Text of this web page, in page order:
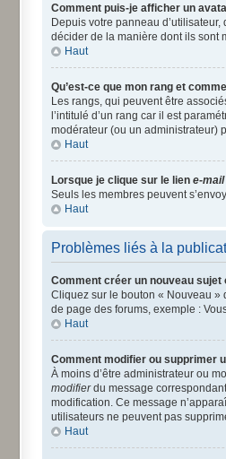
Comment puis-je afficher un
Depuis votre panneau
décider de la manière dont ils sont
Haut
Qu’est-ce que mon rang et
Les rangs, qui peuvent être
l’intitulé d’un rang car il est
modérateur (ou un administrateur)
Haut
Lorsque je clique sur le lien e-mail
Seuls les membres peuvent
Haut
Problèmes liés à la
Comment créer un nouveau sujet
Cliquez sur le bouton « Nouveau »
de page des forums, exemple :
Haut
Comment modifier ou supprimer
À moins d’être administrateur ou
modifierdu message
modification. Ce message
utilisateurs ne peuvent pas
Haut